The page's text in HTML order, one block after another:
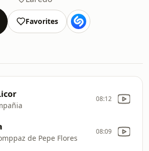
Favorites
08:12
de Pepe Flores
08:09